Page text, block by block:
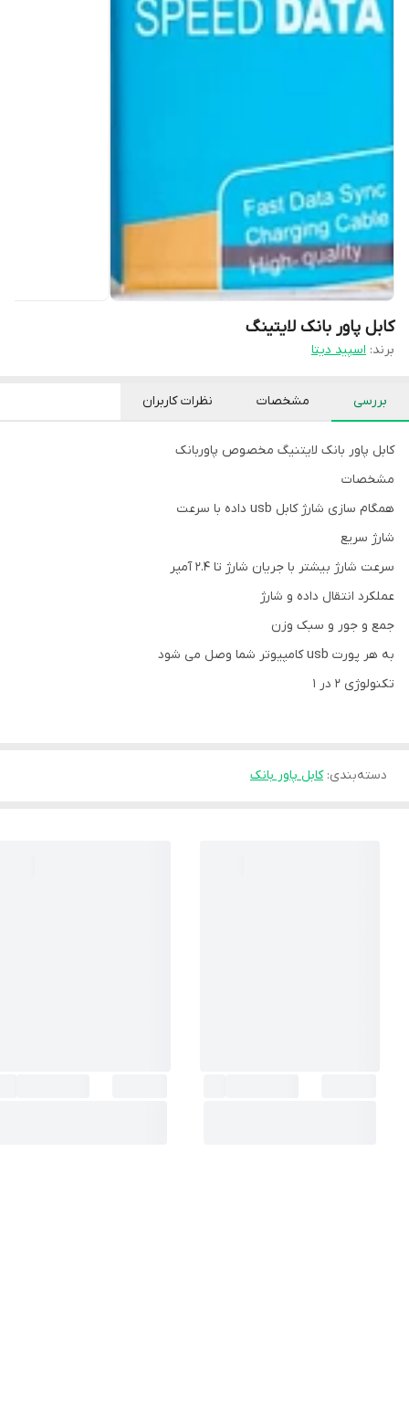
کابل پاور بانک لایتینگ
برند: اسپید دیتا
بررسی مشخصات نظرات کاربران
کابل پاور بانک لایتنیگ مخصوص پاوربانک
مشخصات
همگام سازی شارژ کابل usb داده با سرعت
شارژ سریع
سرعت شارژ بیشتر با جریان شارژ تا 2.4 آمپر
عملکرد انتقال داده و شارژ
جمع و جور و سبک وزن
به هر پورت usb کامپیوتر شما وصل می شود
تکنولوژی 2 در 1
دسته‌بندی:کابل پاور بانک